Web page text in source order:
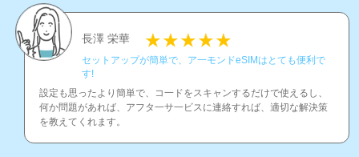
長澤 栄華
セットアップが簡単で、ア一モンドeSIMはとても便利で
す!
設定も思ったより簡単で、コ一ドをスキャンするだけで使えるし、
何か問題があれば、アフタ一サ一ビスに連絡すれば、適切な解決策
を教えてくれます。